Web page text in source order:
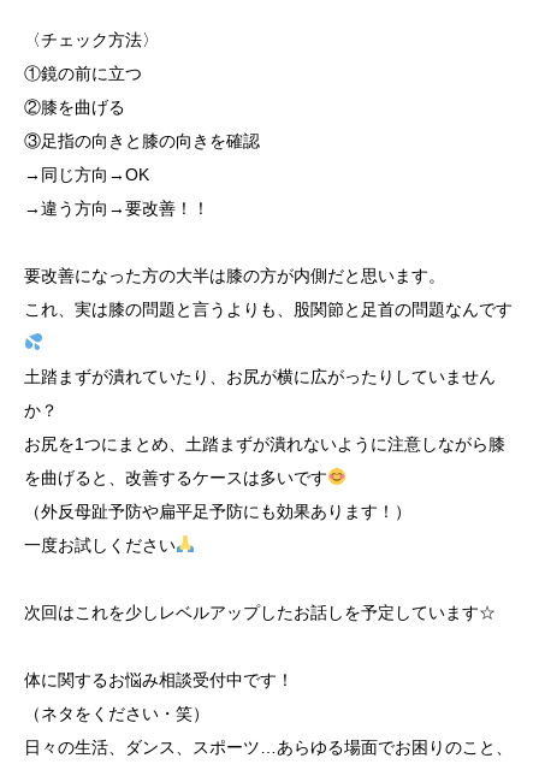
〈チェック方法〉
①鏡の前に立つ
②膝を曲げる
③足指の向きと膝の向きを確認
→同じ方向→OK
→違う方向→要改善！！
要改善になった方の大半は膝の方が内側だと思います。
これ、実は膝の問題と言うよりも、股関節と足首の問題なんです
土踏まずが潰れていたり、お尻が横に広がったりしていません
か？
お尻を1つにまとめ、土踏まずが潰れないように注意しながら膝
を曲げると、改善するケースは多いです
（外反母趾予防や扁平足予防にも効果あります！）
一度お試しください
次回はこれを少しレベルアップしたお話しを予定しています☆
体に関するお悩み相談受付中です！
（ネタをください・笑）
日々の生活、ダンス、スポーツ…あらゆる場面でお困りのこと、